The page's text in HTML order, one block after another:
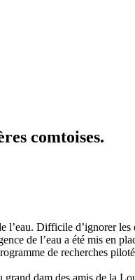
comtoises.
Difficile d’ignorer
de l’eau a été mis en
de recherches
dam des amis de la